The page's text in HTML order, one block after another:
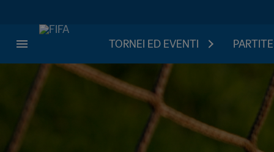
TORNEI ED EVENTI